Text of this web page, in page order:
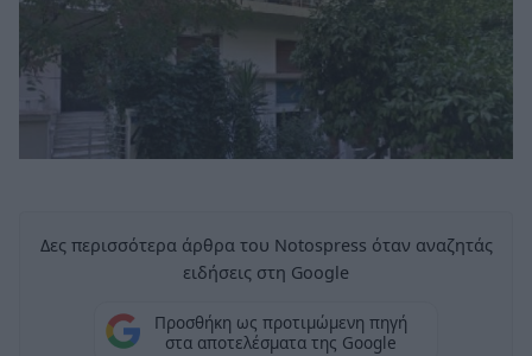
Δες περισσότερα άρθρα του Notospress όταν αναζητάς
ειδήσεις στη Google
Προσθήκη ως προτιμώμενη πηγή
στα αποτελέσματα της Google